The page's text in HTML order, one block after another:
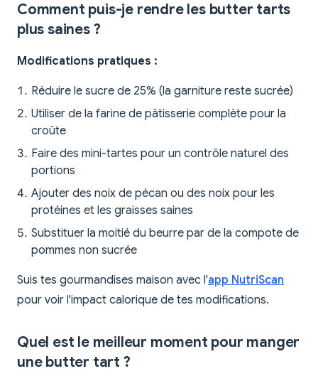
Comment puis-je rendre les butter tarts
plus saines ?
Modifications pratiques :
Réduire le sucre de 25% (la garniture reste sucrée)
Utiliser de la farine de pâtisserie complète pour la
croûte
Faire des mini-tartes pour un contrôle naturel des
portions
Ajouter des noix de pécan ou des noix pour les
protéines et les graisses saines
Substituer la moitié du beurre par de la compote de
pommes non sucrée
Suis tes gourmandises maison avec l'app NutriScan
pour voir l'impact calorique de tes modifications.
Quel est le meilleur moment pour manger
une butter tart ?